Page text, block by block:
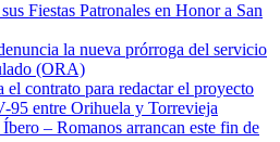
Fiestas Patronales en Honor a San
la nueva prórroga del servicio
(ORA)
el contrato para redactar el proyecto
95 entre Orihuela y Torrevieja
– Romanos arrancan este fin de